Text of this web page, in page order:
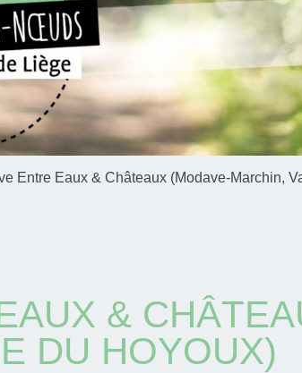
Entre Eaux & Châteaux (Modave-Marchin,
&
DU HOYOUX)